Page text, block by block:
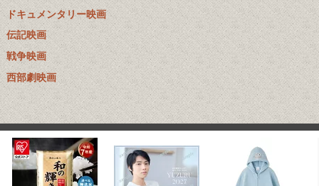
ドキュメンタリー映画
伝記映画
戦争映画
西部劇映画